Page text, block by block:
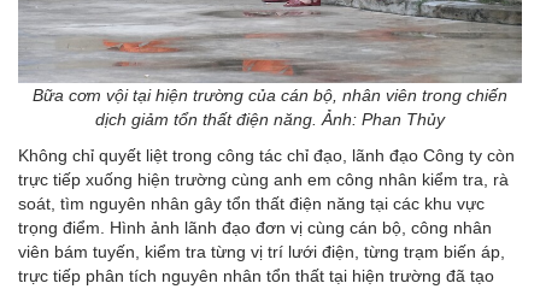
Bữa cơm vội tại hiện trường của cán bộ, nhân viên trong chiến
dịch giảm tổn thất điện năng. Ảnh: Phan Thủy
Không chỉ quyết liệt trong công tác chỉ đạo, lãnh đạo Công ty còn
trực tiếp xuống hiện trường cùng anh em công nhân kiểm tra, rà
soát, tìm nguyên nhân gây tổn thất điện năng tại các khu vực
trọng điểm. Hình ảnh lãnh đạo đơn vị cùng cán bộ, công nhân
viên bám tuyến, kiểm tra từng vị trí lưới điện, từng trạm biến áp,
trực tiếp phân tích nguyên nhân tổn thất tại hiện trường đã tạo